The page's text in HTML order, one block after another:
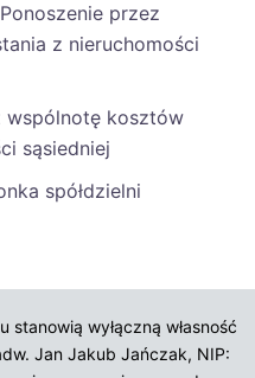
Ponoszenie przez
z nieruchomości
wspólnotę kosztów
sąsiedniej
spółdzielni
wyłączną własność
Jan Jakub Jańczak, NIP: